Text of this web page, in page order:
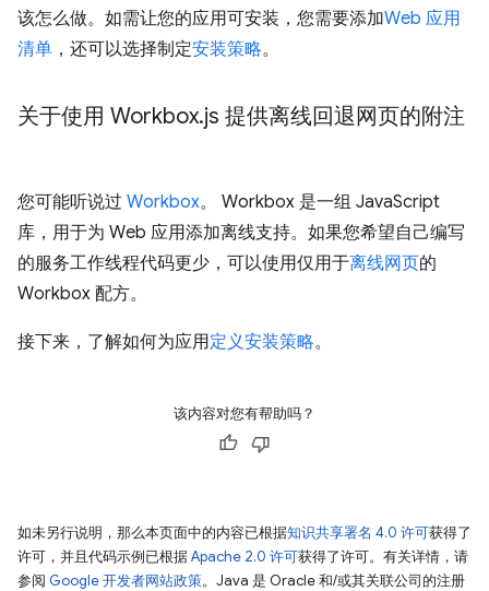
该怎么做。如需让您的应用可安装，您需要添加Web 应用
清单 ，还可以选择制定安装策略。
关于使用 Workbox.js 提供离线回退网页的附注
您可能听说过 Workbox。 Workbox 是一组 JavaScript
库，用于为 Web 应用添加离线支持。如果您希望自己编写
的服务工作线程代码更少，可以使用仅用于离线网页的
Workbox 配方。
接下来，了解如何为应用定义安装策略。
该内容对您有帮助吗？
如未另行说明，那么本页面中的内容已根据知识共享署名 4.0 许可获得了
许可，并且代码示例已根据Apache 2.0 许可获得了许可。有关详情，请
参阅 Google 开发者网站政策。Java 是 Oracle 和/或其关联公司的注册